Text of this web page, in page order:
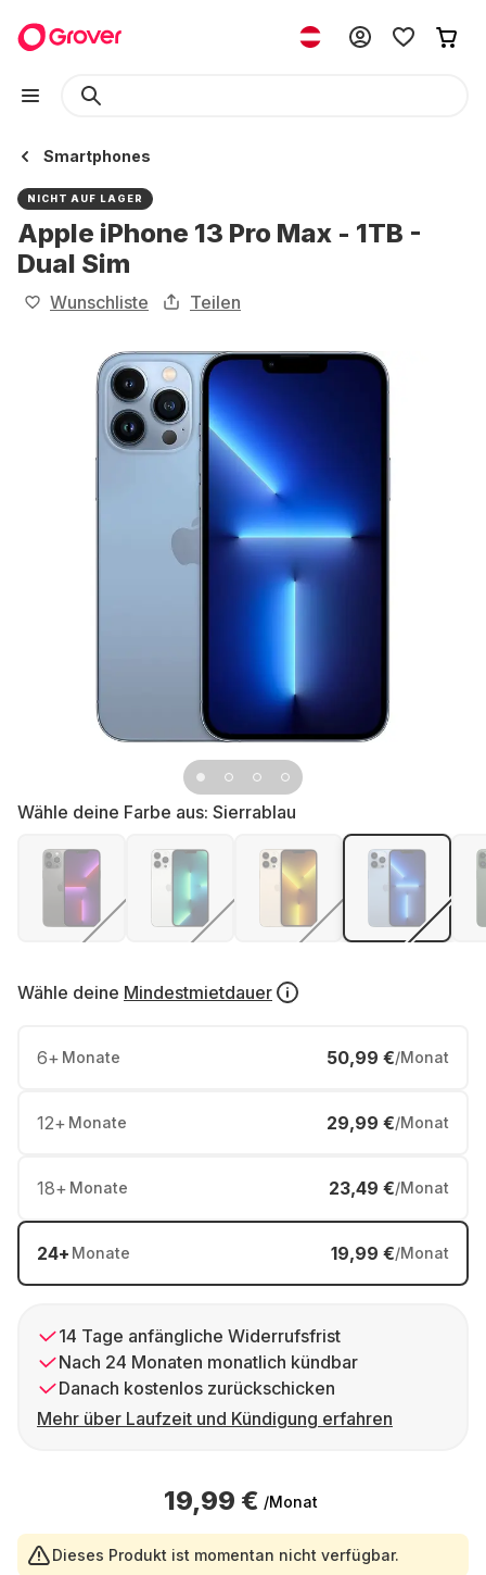
Smartphones
NICHT AUF LAGER
Apple iPhone 13 Pro Max - 1TB -
Dual Sim
Wunschliste Teilen
Wähle deine Farbe aus: Sierrablau
Wähle deine Mindestmietdauer
6+ Monate 50,99 €/Monat
12+ Monate 29,99 €/Monat
18+ Monate 23,49 €/Monat
24+ Monate 19,99 €/Monat
14 Tage anfängliche Widerrufsfrist
Nach 24 Monaten monatlich kündbar
Danach kostenlos zurückschicken
Mehr über Laufzeit und Kündigung erfahren
19,99 € /Monat
Dieses Produkt ist momentan nicht verfügbar.